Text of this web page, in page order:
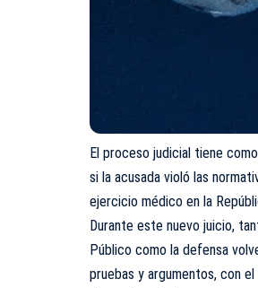
El proceso judicial tiene
si la acusada violó las
ejercicio médico en la
Durante este nuevo juicio,
Público como la defensa
pruebas y argumentos, con